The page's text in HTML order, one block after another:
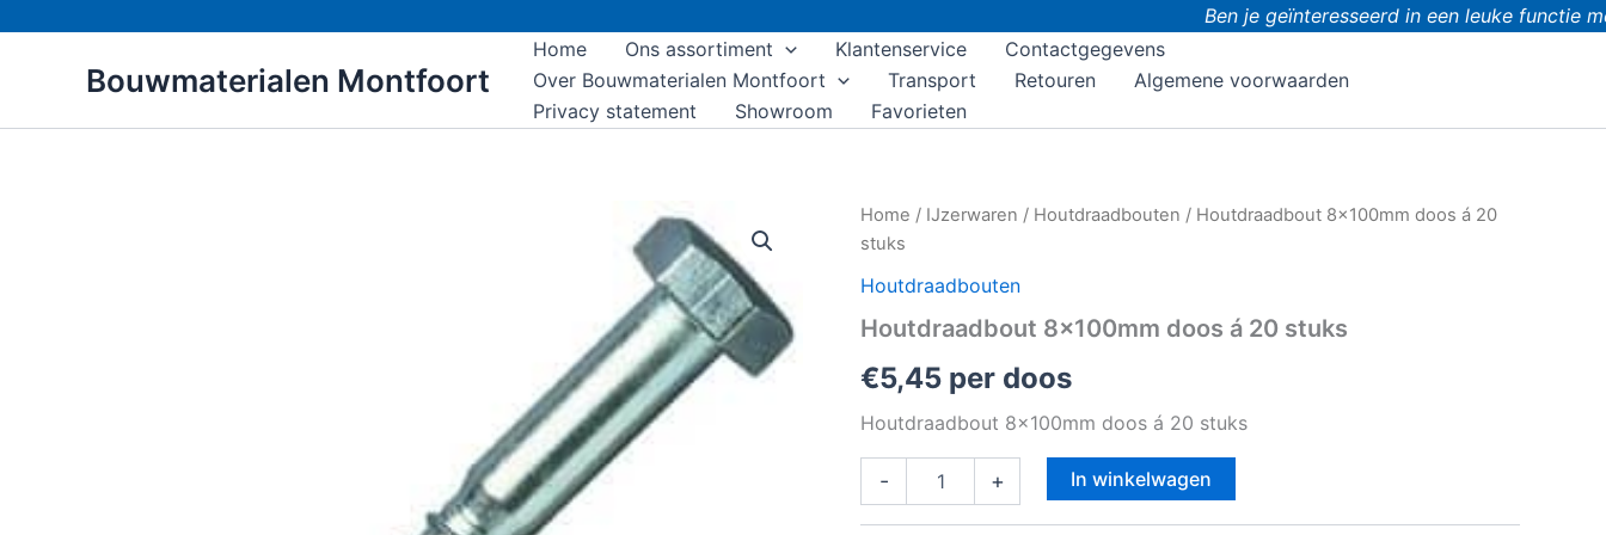
Ben je geïnteresseerd in een leuke functie
Bouwmaterialen Montfoort
Home Ons assortiment Klantenservice
Contactgegevens
Over Bouwmaterialen Montfoort
Transport Retouren
Algemene voorwaarden
Privacy statement
Showroom Favorieten
Home / IJzerwaren / Houtdraadbouten / Houtdraadbout 8x100mm doos á 20
stuks
Houtdraadbouten
Houtdraadbout 8x100mm doos á 20 stuks
€5,45 per doos
Houtdraadbout 8x100mm doos á 20 stuks
-
Houtdraadbout
8x100mm
á
stuks
+ In winkelwagen